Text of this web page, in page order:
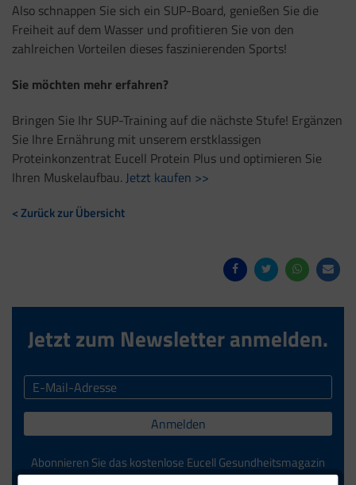
Also schnappen Sie sich ein SUP-Board, genießen Sie die
Freiheit auf dem Wasser und profitieren Sie von den
zahlreichen Vorteilen dieses faszinierenden Sports!
Sie möchten mehr erfahren?
Bringen Sie Ihr SUP-Training auf die nächste Stufe! Ergänzen
Sie Ihre Ernährung mit unserem erstklassigen
Proteinkonzentrat Eucell Protein Plus und optimieren Sie
Ihren Muskelaufbau. Jetzt kaufen >>
< Zurück zur Übersicht
Jetzt zum Newsletter anmelden.
Anmelden
Abonnieren Sie das kostenlose Eucell Gesundheitsmagazin